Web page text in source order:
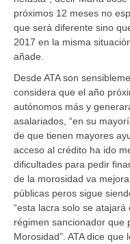
próximos 12 meses no
que será diferente sino
2017 en la misma
añade.
Desde ATA son
considera que el año
autónomos más y
asalariados, “en su
de que tienen mayores
acceso al crédito ha ido
dificultades para pedir
de la morosidad va
públicas peros sigue
“esta lacra solo se
régimen sancionador que
Morosidad”. ATA dice